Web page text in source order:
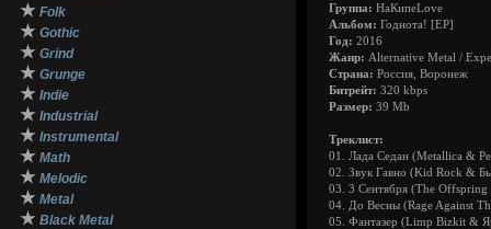
★ Folk
★ Gothic
★ Grind
★ Grunge
★ Indie
★ Industrial
★ Instrumental
★ Math
★ Melodic
★ Metal
★ Black Metal
Группа: НаКипеLove
Альбом: Годнота! [EP]
Год: 2016
Жанр: Alternative Metal /
Страна: Россия, Воронеж
Битрейт: 320 kbps
Размер: 39 Mb
Треклист:
01. Лада Седан (Metallica &
02. Звук Гавно (Kid Rock &
03. 3 Сентября (The
04. До Весны (Rage Against
05. Фантазер (Limp Bizkit &